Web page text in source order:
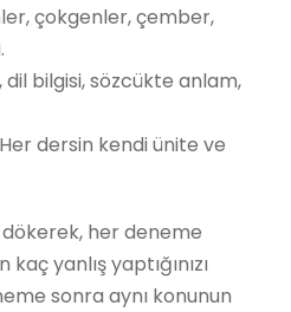
çokgenler, çember,
bilgisi, sözcükte anlam,
dersin kendi ünite ve
her deneme
yanlış yaptığınızı
sonra aynı konunun